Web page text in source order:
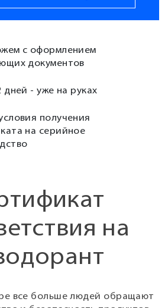
с оформлением
документов
дней - уже на руках
получения
на серийное
на
все больше людей обращают